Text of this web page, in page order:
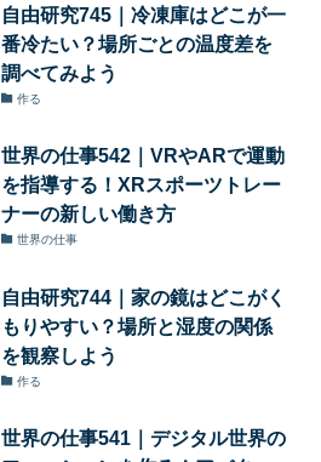
自由研究745｜冷凍庫はどこが一
番冷たい？場所ごとの温度差を
調べてみよう
作る
世界の仕事542｜VRやARで運動
を指導する！XRスポーツトレー
ナーの新しい働き方
世界の仕事
自由研究744｜家の鏡はどこがく
もりやすい？場所と湿度の関係
を観察しよう
作る
世界の仕事541｜デジタル世界の